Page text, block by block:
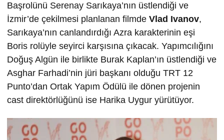
Başrolünü Serenay Sarıkaya’nın üstlendiği ve
İzmir’de çekilmesi planlanan filmde Vlad Ivanov,
Sarıkaya’nın canlandırdığı Azra karakterinin eşi
Boris rolüyle seyirci karşısına çıkacak. Yapımcılığını
Doğuş Algün ile birlikte Burak Kaplan’ın üstlendiği ve
Asghar Farhadi’nin jüri başkanı olduğu TRT 12
Punto’dan Ortak Yapım Ödülü ile dönen projenin
cast direktörlüğünü ise Harika Uygur yürütüyor.